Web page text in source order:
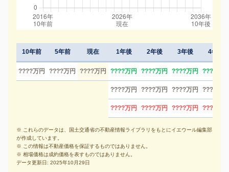
10年前 5年前 現在
????万円 ????万円 ????万円
1年後 2年後 3年後 4年後
????万円 ????万円 ????万円 ????万円
????万円 ????万円 ????万円 ????万円
????万円 ????万円 ????万円 ????万円
※ これらのデータは、国土交通省の不動産情報ライブラリをもとにイエウール編集部
が作成しています。
※ この情報は不動産価格を保証するものではありません。
※ 相場価格は成約価格を表すものではありません。
データ更新日: 2025年10月29日